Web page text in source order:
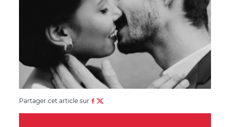
Partager cet article sur